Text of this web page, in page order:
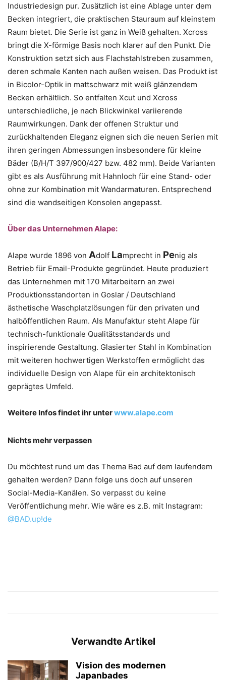
Industriedesign pur. Zusätzlich ist eine Ablage unter dem
Becken integriert, die praktischen Stauraum auf kleinstem
Raum bietet. Die Serie ist ganz in Weiß gehalten. Xcross
bringt die X-förmige Basis noch klarer auf den Punkt. Die
Konstruktion setzt sich aus Flachstahlstreben zusammen,
deren schmale Kanten nach außen weisen. Das Produkt ist
in Bicolor-Optik in mattschwarz mit weiß glänzendem
Becken erhältlich. So entfalten Xcut und Xcross
unterschiedliche, je nach Blickwinkel variierende
Raumwirkungen. Dank der offenen Struktur und
zurückhaltenden Eleganz eignen sich die neuen Serien mit
ihren geringen Abmessungen insbesondere für kleine
Bäder (B/H/T 397/900/427 bzw. 482 mm). Beide Varianten
gibt es als Ausführung mit Hahnloch für eine Stand- oder
ohne zur Kombination mit Wandarmaturen. Entsprechend
sind die wandseitigen Konsolen angepasst.
Über das Unternehmen Alape:
Alape wurde 1896 von Adolf Lamprecht in Penig als
Betrieb für Email-Produkte gegründet. Heute produziert
das Unternehmen mit 170 Mitarbeitern an zwei
Produktionsstandorten in Goslar / Deutschland
ästhetische Waschplatzlösungen für den privaten und
halböffentlichen Raum. Als Manufaktur steht Alape für
technisch-funktionale Qualitätsstandards und
inspirierende Gestaltung. Glasierter Stahl in Kombination
mit weiteren hochwertigen Werkstoffen ermöglicht das
individuelle Design von Alape für ein architektonisch
geprägtes Umfeld.
Weitere Infos findet ihr unterwww.alape.com
Nichts mehr verpassen
Du möchtest rund um das Thema Bad auf dem laufendem
gehalten werden? Dann folge uns doch auf unseren
Social-Media-Kanälen. So verpasst du keine
Veröffentlichung mehr. Wie wäre es z.B. mit Instagram:
@BAD.up!de
Verwandte Artikel
Vision des modernen
Japanbades